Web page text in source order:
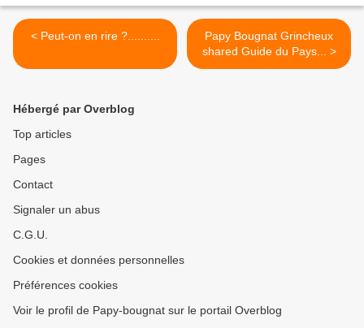
< Peut-on en rire ?..........
Papy Bougnat Grincheux
shared Guide du Pays... >
Hébergé par Overblog
Top articles
Pages
Contact
Signaler un abus
C.G.U.
Cookies et données personnelles
Préférences cookies
Voir le profil de Papy-bougnat sur le portail Overblog